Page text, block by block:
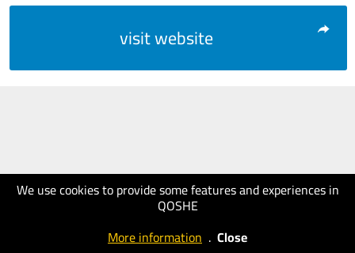
We use cookies to provide some features and experiences in
QOSHE
More information . Close
visit website